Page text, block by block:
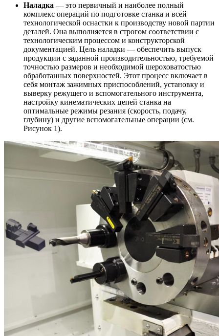
Наладка — это первичный и наиболее полный
комплекс операций по подготовке станка и всей
технологической оснастки к производству новой партии
деталей. Она выполняется в строгом соответствии с
технологическим процессом и конструкторской
документацией. Цель наладки — обеспечить выпуск
продукции с заданной производительностью, требуемой
точностью размеров и необходимой шероховатостью
обработанных поверхностей. Этот процесс включает в
себя монтаж зажимных приспособлений, установку и
выверку режущего и вспомогательного инструмента,
настройку кинематических цепей станка на
оптимальные режимы резания (скорость, подачу,
глубину) и другие вспомогательные операции (см.
Рисунок 1).